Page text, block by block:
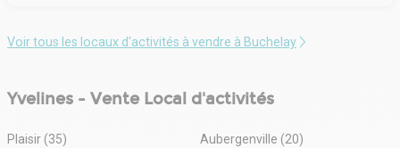
Voir tous les locaux d'activités à vendre à Buchelay
Yvelines - Vente Local d'activités
Plaisir (35) Aubergenville (20)